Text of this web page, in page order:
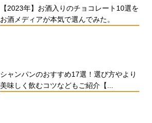
【2023年】お酒入りのチョコレート10選を
お酒メディアが本気で選んでみた。
シャンパンのおすすめ17選！選び方やより
美味しく飲むコツなどもご紹介【...